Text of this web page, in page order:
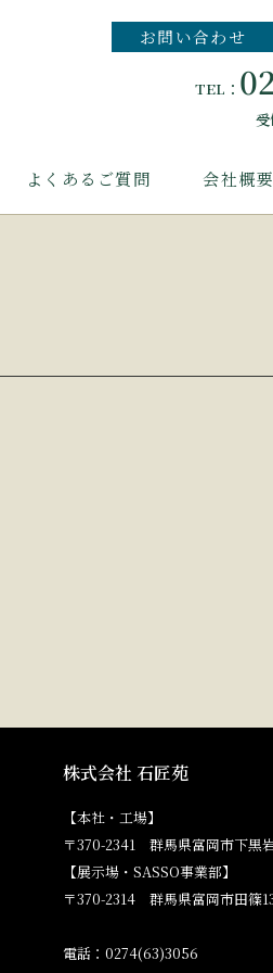
お問い合わせ
TEL：
よくあるご質問 会社概要
株式会社 石匠苑
【本社・工場】
〒370-2341 群馬県富岡市下黒
【展示場・SASSO事業部】
〒370-2314 群馬県富岡市田篠
電話：0274(63)3056